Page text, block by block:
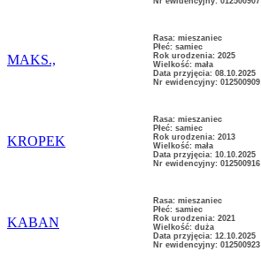
MAKS.,
Rasa: mieszaniec
Płeć: samiec
Rok urodzenia: 2025
Wielkość: mała
Data przyjęcia: 08.10.2025
Nr ewidencyjny: 012500909
KROPEK
Rasa: mieszaniec
Płeć: samiec
Rok urodzenia: 2013
Wielkość: mała
Data przyjęcia: 10.10.2025
Nr ewidencyjny: 012500916
KABAN
Rasa: mieszaniec
Płeć: samiec
Rok urodzenia: 2021
Wielkość: duża
Data przyjęcia: 12.10.2025
Nr ewidencyjny: 012500923